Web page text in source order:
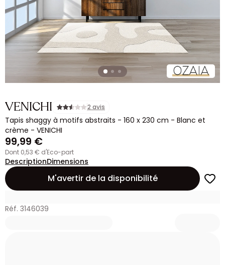
VENICHI 2 avis
Tapis shaggy à motifs abstraits - 160 x 230 cm - Blanc et
crème - VENICHI
99,99 €
dont 0,53 € d'Eco-part
DescriptionDimensions
M'avertir de la disponibilité
Réf. 3146039